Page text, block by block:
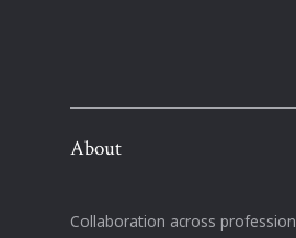
About
Collaboration across